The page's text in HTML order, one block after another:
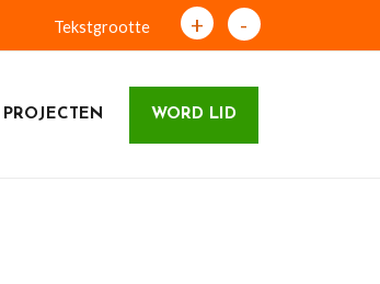
Tekstgrootte + -
PROJECTEN WORD LID